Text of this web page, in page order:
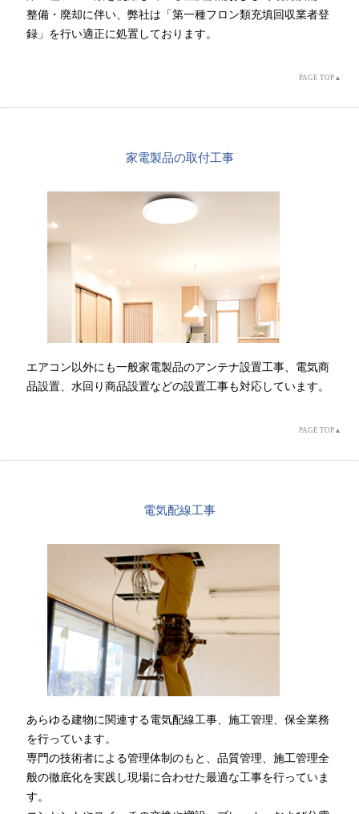
整備・廃却に伴い、弊社は「第一種フロン類充填回収業者登
録」を行い適正に処置しております。
PAGE TOP▲
家電製品の取付工事
エアコン以外にも一般家電製品のアンテナ設置工事、電気商
品設置、水回り商品設置などの設置工事も対応しています。
PAGE TOP▲
電気配線工事
あらゆる建物に関連する電気配線工事、施工管理、保全業務
を行っています。
専門の技術者による管理体制のもと、品質管理、施工管理全
般の徹底化を実践し現場に合わせた最適な工事を行っていま
す。